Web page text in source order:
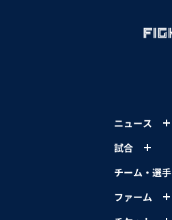
ニュース
試合
チーム・選手
ファーム